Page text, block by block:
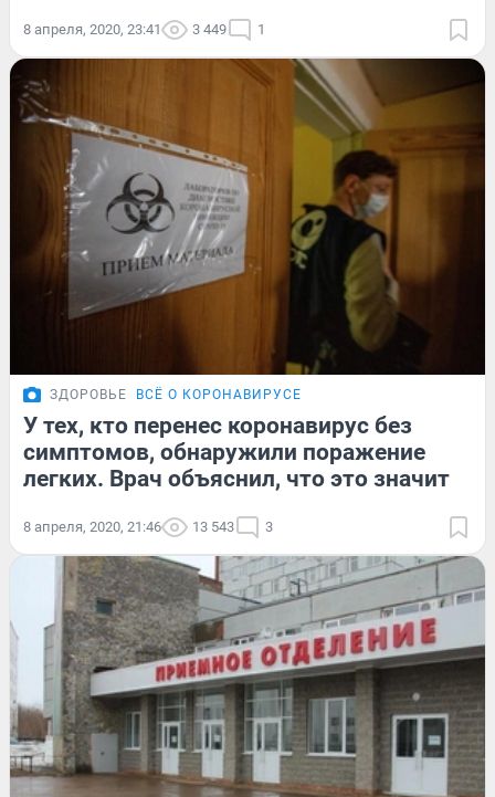
8 апреля, 2020, 23:41 3 449 1
ЗДОРОВЬЕ ВСЁ О КОРОНАВИРУСЕ
У тех, кто перенес коронавирус без
симптомов, обнаружили поражение
легких. Врач объяснил, что это значит
8 апреля, 2020, 21:46 13 543 3